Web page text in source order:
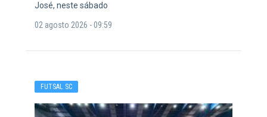
José, neste sábado
02 agosto 2026 - 09:59
FUTSAL SC